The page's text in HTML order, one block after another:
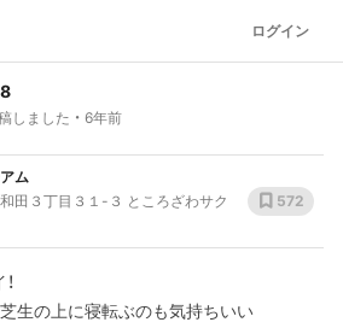
ログイン
しました 6年前
ム
田３丁目３１-３ ところざわサク
572
芝生の上に寝転ぶのも気持ちいい